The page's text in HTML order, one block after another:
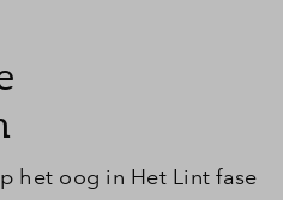
het oog in Het Lint fase